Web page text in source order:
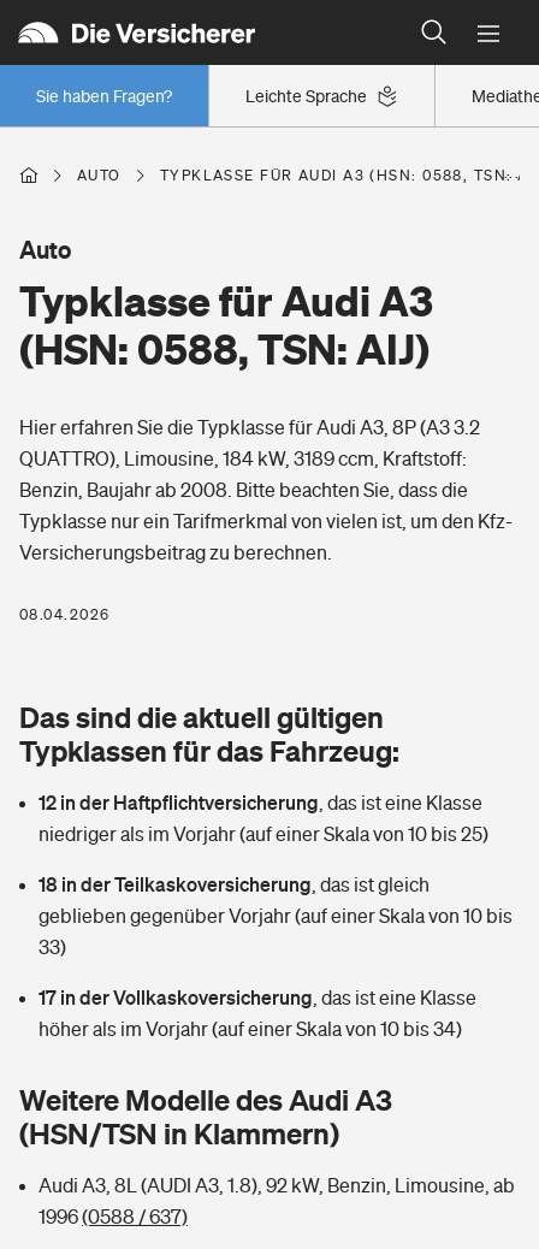
Leichte Sprache
Sie haben Fragen?
Wer versichert was: Jetzt Versicherer finden
Regionalklassen: So ist Ihre Region eingestuft
Wer versichert was: Jetzt Versicherer finden
Berufsunfähigkeitsversicherung
Erwerbsunfähigkeitsversicherung
Grundfähigkeitsversicherung
Arbeitsrechtsschutz
Berufshaftpflichtversicherung
Zur Übersicht
Tools
Wer versichert was: Jetzt Versicherer finden
Sie haben Fragen?
Wohnen
Elementarversicherung
Glasversicherung
Mietkautionsversicherung
Restkreditversicherung
Hochwasser-Check: Wie gefährdet ist Ihr Haus?
Wer versichert was: Jetzt Versicherer finden
Freizeit
Pri­vate Haft­pflicht­
Kinderunfall­ver­si­che­rung
Kinderinvalidität
Reiseversicherung
Hundehalter-Haftpflicht
Private Cyberversicherung
Musikinstrumentenversicherung
Gesundheit
Private Krankenversicherung
Dread-Disease-Versicherung
Tierkrankenversicherung
Tools
Wer versichert was: Jetzt Versicherer finden
Sie haben Fragen?
Rentenrechner: Wie viel Geld bekomme ich im Alter?
AUTO TYPKLASSE FÜR AUDI A3 (HSN: 0588, TSN:
Typklasse für Audi A3
(HSN: 0588, TSN: AIJ)
Auto
Hier erfahren Sie die Typklasse für Audi A3, 8P (A3 3.2
QUATTRO), Limousine, 184 kW, 3189 ccm, Kraftstoff:
Benzin, Baujahr ab 2008. Bitte beachten Sie, dass die
Typklasse nur ein Tarifmerkmal von vielen ist, um den Kfz-
Versicherungsbeitrag zu berechnen.
08.04.2026
Das sind die aktuell gültigen
Typklassen für das Fahrzeug:
12 in der Haftpflichtversicherung das ist eine Klasse
niedriger als im Vorjahr (auf einer Skala von 10 bis 25)
18 in der Teilkaskoversicherung das ist gleich
geblieben gegenüber Vorjahr (auf einer Skala von 10 bis
33)
17 in der Vollkaskoversicherung das ist eine Klasse
höher als im Vorjahr (auf einer Skala von 10 bis 34)
Weitere Modelle des Audi A3
(HSN/TSN in Klammern)
Audi A3, 8L (AUDI A3, 1.8), 92 kW, Benzin, Limousine, ab
1996(0588 / 637)